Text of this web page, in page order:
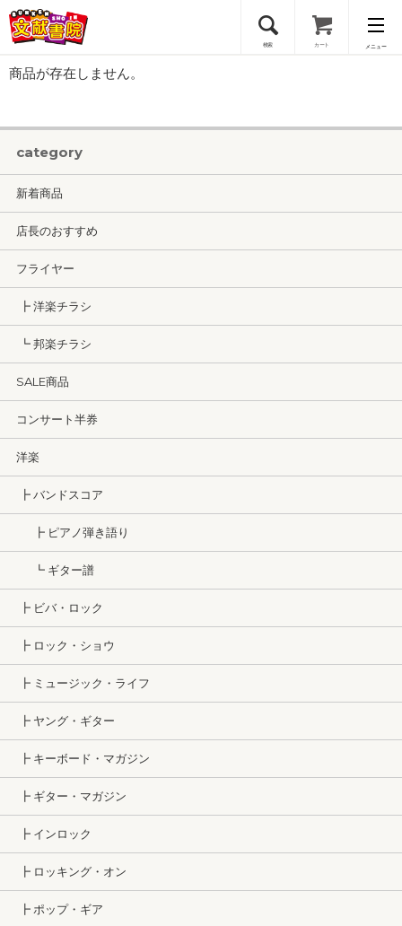
検索 カート メニュー
会員登録
ログイン
商品が存在しません。
category
新着商品
店長のおすすめ
フライヤー
┣ 洋楽チラシ
┗ 邦楽チラシ
SALE商品
コンサート半券
洋楽
┣ バンドスコア
┣ ピアノ弾き語り
┗ ギター譜
┣ ビバ・ロック
┣ ロック・ショウ
┣ ミュージック・ライフ
┣ ヤング・ギター
┣ キーボード・マガジン
┣ ギター・マガジン
┣ インロック
┣ ロッキング・オン
┣ ポップ・ギア